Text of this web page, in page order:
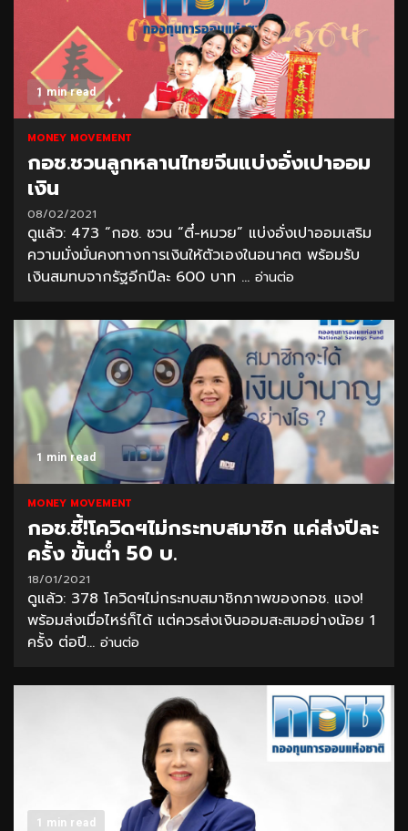
1 min read
MONEY MOVEMENT
กอช.ชวนลูกหลานไทยจีนแบ่งอั่งเปาออม
เงิน
08/02/2021
ดูแล้ว: 473 “กอช. ชวน “ตี๋-หมวย” แบ่งอั่งเปาออมเสริม
ความมั่งมั่นคงทางการเงินให้ตัวเองในอนาคต พร้อมรับ
เงินสมทบจากรัฐอีกปีละ 600 บาท ... อ่านต่อ
1 min read
MONEY MOVEMENT
กอช.ชี้!โควิดฯไม่กระทบสมาชิก แค่ส่งปีละ
ครั้ง ขั้นต่ำ 50 บ.
18/01/2021
ดูแล้ว: 378 โควิดฯไม่กระทบสมาชิกภาพของกอช. แจง!
พร้อมส่งเมื่อไหร่ก็ได้ แต่ควรส่งเงินออมสะสมอย่างน้อย 1
ครั้ง ต่อปี... อ่านต่อ
1 min read